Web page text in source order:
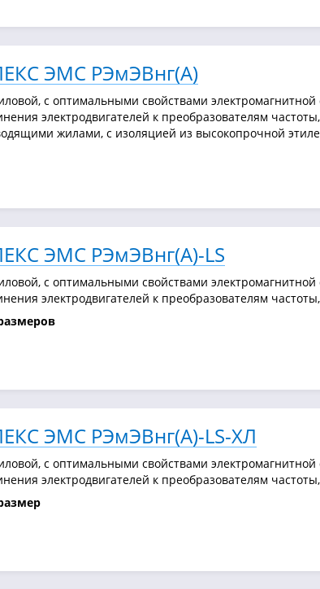
ЭМС РЭмЭВнг(А)
с оптимальными свойствами электромагнитной
электродвигателей к преобразователям
жилами, с изоляцией из высокопрочной
ЭМС РЭмЭВнг(А)-LS
с оптимальными свойствами электромагнитной
электродвигателей к преобразователям
ЭМС РЭмЭВнг(А)-LS-ХЛ
с оптимальными свойствами электромагнитной
электродвигателей к преобразователям